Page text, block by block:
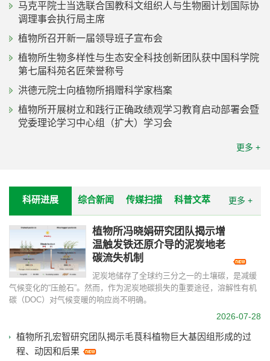
马克平院士当选联合国教科文组织人与生物圈计划国际协
调理事会执行局主席
植物所召开新一届领导班子宣布会
植物所生物多样性与生态安全科技创新团队获中国科学院
第七届科苑名匠荣誉称号
洪德元院士向植物所捐赠科学家档案
植物所开展树立和践行正确政绩观学习教育启动部署会暨
党委理论学习中心组（扩大）学习会
更多 +
科研进展 综合新闻 传媒扫描 科普文萃
植物所冯晓娟研究团队揭示增
温触发铁还原介导的泥炭地老
碳流失机制
泥炭地储存了全球约三分之一的土壤碳，是减缓
气候变化的“压舱石”。然而，作为泥炭地碳损失的重要途径，溶解性有机
碳（DOC）对气候变暖的响应尚不明确。
2026-07-28
植物所孔宏智研究团队揭示毛茛科植物巨大基因组形成的过
程、动因和后果
更多 +